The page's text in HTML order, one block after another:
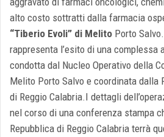
alto costo sottratti dalla farmacia
“Tiberio Evoli” di Melito Porto
rappresenta l’esito di una
condotta dal Nucleo Operativo della
Melito Porto Salvo e coordinata dalla
di Reggio Calabria.I dettagli
nel corso di una conferenza stampa
Repubblica di Reggio Calabria terrà